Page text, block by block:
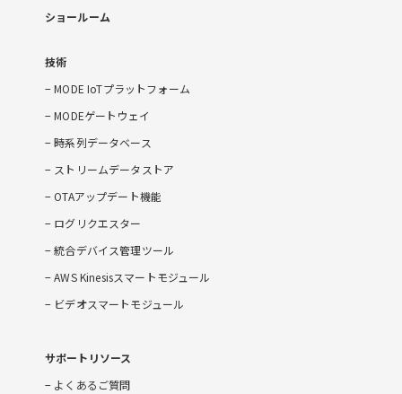
ショールーム
技術
MODE IoTプラットフォーム
MODEゲートウェイ
時系列データベース
ストリームデータストア
OTAアップデート機能
ログリクエスター
統合デバイス管理ツール
AWS Kinesisスマートモジュール
ビデオスマートモジュール
サポートリソース
よくあるご質問